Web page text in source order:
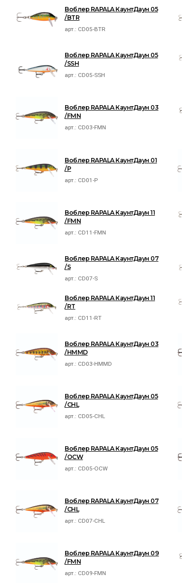
Воблер RAPALA КаунтДаун 05
/BTR
арт.: CD05-BTR
Воблер RAPALA КаунтДаун 05
/SSH
арт.: CD05-SSH
Воблер RAPALA КаунтДаун 03
/FMN
арт.: CD03-FMN
Воблер RAPALA КаунтДаун 01
/P
арт.: CD01-P
Воблер RAPALA КаунтДаун 11
/FMN
арт.: CD11-FMN
Воблер RAPALA КаунтДаун 07
/S
арт.: CD07-S
Воблер RAPALA КаунтДаун 11
/RT
арт.: CD11-RT
Воблер RAPALA КаунтДаун 03
/HMMD
арт.: CD03-HMMD
Воблер RAPALA КаунтДаун 05
/CHL
арт.: CD05-CHL
Воблер RAPALA КаунтДаун 05
/OCW
арт.: CD05-OCW
Воблер RAPALA КаунтДаун 07
/CHL
арт.: CD07-CHL
Воблер RAPALA КаунтДаун 09
/FMN
арт.: CD09-FMN